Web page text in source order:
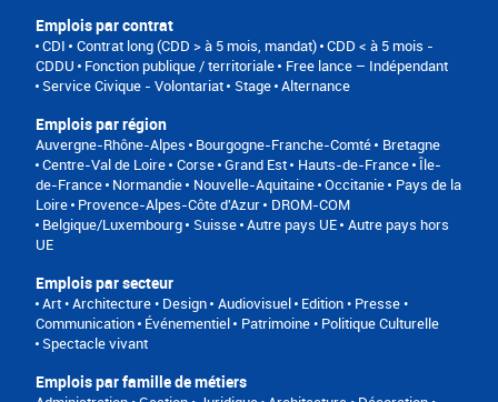
Emplois par contrat
CDI Contrat long (CDD > à 5 mois, mandat) CDD < à 5 mois -
CDDU
Fonction publique / territoriale
Free lance – Indépendant
Service Civique - Volontariat
Stage Alternance
Emplois par région
Auvergne-Rhône-Alpes Bourgogne-Franche-Comté
Bretagne
Centre-Val de Loire Corse Grand Est Hauts-de-France Île-
de-France Normandie Nouvelle-Aquitaine Occitanie
Pays de la
Loire Provence-Alpes-Côte d'Azur
DROM-COM
Belgique/Luxembourg
Suisse Autre pays UE Autre pays hors
UE
Emplois par secteur
Art • Architecture • Design Audiovisuel Edition • Presse •
Communication Événementiel
Patrimoine • Politique Culturelle
Spectacle vivant
Emplois par famille de métiers